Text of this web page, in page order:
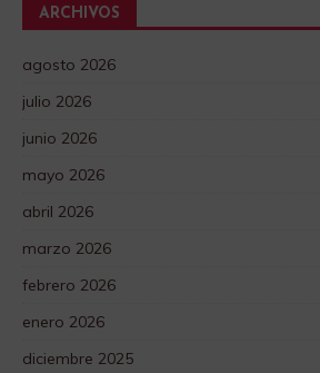
ARCHIVOS
agosto 2026
julio 2026
junio 2026
mayo 2026
abril 2026
marzo 2026
febrero 2026
enero 2026
diciembre 2025